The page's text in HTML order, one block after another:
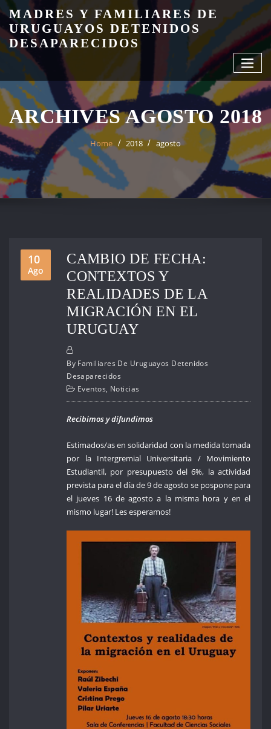
Skip
content
MADRES Y FAMILIARES DE
URUGUAYOS DETENIDOS
DESAPARECIDOS
ARCHIVES AGOSTO 2018
Home 2018 agosto
10
Ago
CAMBIO DE FECHA:
CONTEXTOS Y
REALIDADES DE LA
MIGRACIÓN EN EL
URUGUAY
By Familiares De Uruguayos Detenidos
Desaparecidos
Eventos, Noticias
Recibimos y difundimos
Estimados/as en solidaridad con la medida tomada
por la Intergremial Universitaria / Movimiento
Estudiantil, por presupuesto del 6%, la actividad
prevista para el día de 9 de agosto se pospone para
el jueves 16 de agosto a la misma hora y en el
mismo lugar! Les esperamos!